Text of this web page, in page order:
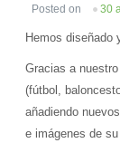
Posted on 30
Hemos diseñado
Gracias a
(fútbol,
añadiendo
e imágenes de